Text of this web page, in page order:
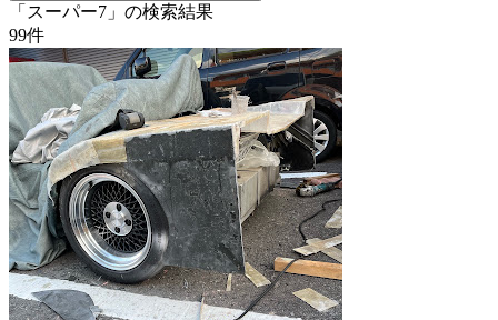
「スーパー7」の検索結果
99件